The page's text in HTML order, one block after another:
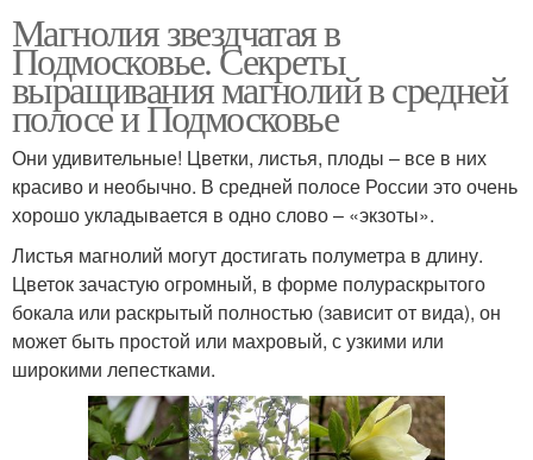
Магнолия звездчатая в
Подмосковье. Секреты
выращивания магнолий в средней
полосе и Подмосковье
Они удивительные! Цветки, листья, плоды – все в них
красиво и необычно. В средней полосе России это очень
хорошо укладывается в одно слово – «экзоты».
Листья магнолий могут достигать полуметра в длину.
Цветок зачастую огромный, в форме полураскрытого
бокала или раскрытый полностью (зависит от вида), он
может быть простой или махровый, с узкими или
широкими лепестками.